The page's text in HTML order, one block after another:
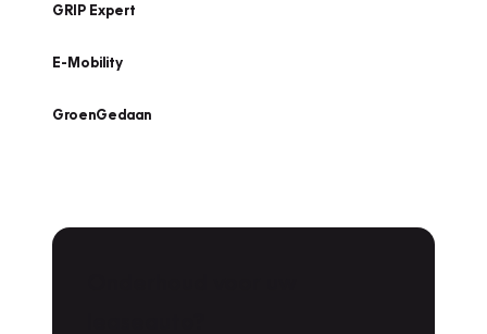
GRIP Expert
E-Mobility
GroenGedaan